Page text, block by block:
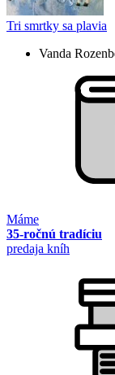
Tri smrtky sa plavia
Vanda
Máme
35-ročnú tradíciu
predaja kníh